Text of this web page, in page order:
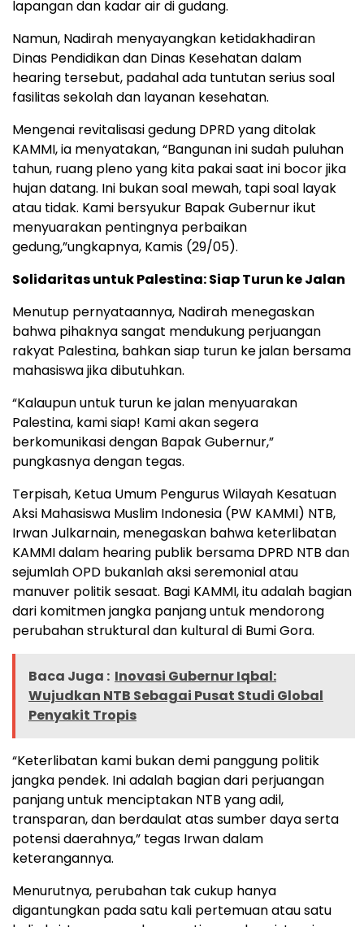
lapangan dan kadar air di gudang.
Namun, Nadirah menyayangkan ketidakhadiran
Dinas Pendidikan dan Dinas Kesehatan dalam
hearing tersebut, padahal ada tuntutan serius soal
fasilitas sekolah dan layanan kesehatan.
Mengenai revitalisasi gedung DPRD yang ditolak
KAMMI, ia menyatakan, “Bangunan ini sudah puluhan
tahun, ruang pleno yang kita pakai saat ini bocor jika
hujan datang. Ini bukan soal mewah, tapi soal layak
atau tidak. Kami bersyukur Bapak Gubernur ikut
menyuarakan pentingnya perbaikan
gedung,”ungkapnya, Kamis (29/05).
Solidaritas untuk Palestina: Siap Turun ke Jalan
Menutup pernyataannya, Nadirah menegaskan
bahwa pihaknya sangat mendukung perjuangan
rakyat Palestina, bahkan siap turun ke jalan bersama
mahasiswa jika dibutuhkan.
“Kalaupun untuk turun ke jalan menyuarakan
Palestina, kami siap! Kami akan segera
berkomunikasi dengan Bapak Gubernur,”
pungkasnya dengan tegas.
Terpisah, Ketua Umum Pengurus Wilayah Kesatuan
Aksi Mahasiswa Muslim Indonesia (PW KAMMI) NTB,
Irwan Julkarnain, menegaskan bahwa keterlibatan
KAMMI dalam hearing publik bersama DPRD NTB dan
sejumlah OPD bukanlah aksi seremonial atau
manuver politik sesaat. Bagi KAMMI, itu adalah bagian
dari komitmen jangka panjang untuk mendorong
perubahan struktural dan kultural di Bumi Gora.
Baca Juga : Inovasi Gubernur Iqbal:
Wujudkan NTB Sebagai Pusat Studi Global
Penyakit Tropis
“Keterlibatan kami bukan demi panggung politik
jangka pendek. Ini adalah bagian dari perjuangan
panjang untuk menciptakan NTB yang adil,
transparan, dan berdaulat atas sumber daya serta
potensi daerahnya,” tegas Irwan dalam
keterangannya.
Menurutnya, perubahan tak cukup hanya
digantungkan pada satu kali pertemuan atau satu